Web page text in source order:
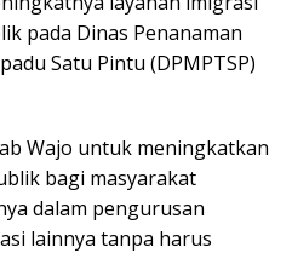
pada Dinas Penanaman
Satu Pintu (DPMPTSP)
Wajo untuk meningkatkan
bagi masyarakat
dalam pengurusan
lainnya tanpa harus